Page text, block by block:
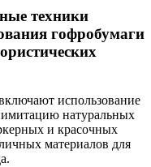
техники
гофробумаги
использование
натуральных
и красочных
материалов для